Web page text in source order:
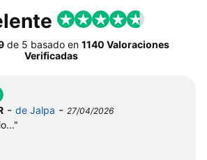
de 5 basado en 1140 Valoraciones
Verificadas
- de Jalpa - 27/04/2026